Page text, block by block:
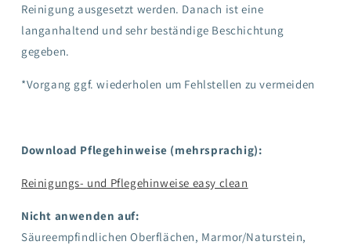
Reinigung ausgesetzt werden. Danach ist eine
langanhaltend und sehr beständige Beschichtung
gegeben.
*Vorgang ggf. wiederholen um Fehlstellen zu vermeiden
Download Pflegehinweise (mehrsprachig):
Reinigungs- und Pflegehinweise easy clean
Nicht anwenden auf:
Säureempfindlichen Oberflächen, Marmor/Naturstein,